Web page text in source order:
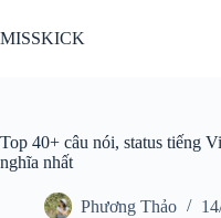
đến
phần
MISSKICK
Top 40+ câu nói, status tiếng
nghĩa nhất
Phương Thảo